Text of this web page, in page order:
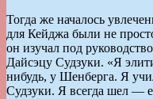
Тогда же началось
для Кейджа были не
он изучал под
Дайсэцу Судзуки. «Я
нибудь, у Шенберга. Я
Судзуки. Я всегда шел —